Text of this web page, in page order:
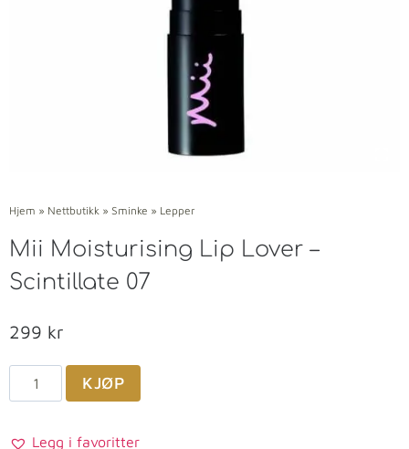
Hjem » Nettbutikk » Sminke » Lepper
Mii Moisturising Lip Lover –
Scintillate 07
299 kr
KJØP
Legg i favoritter